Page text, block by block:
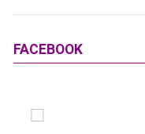
FACEBOOK